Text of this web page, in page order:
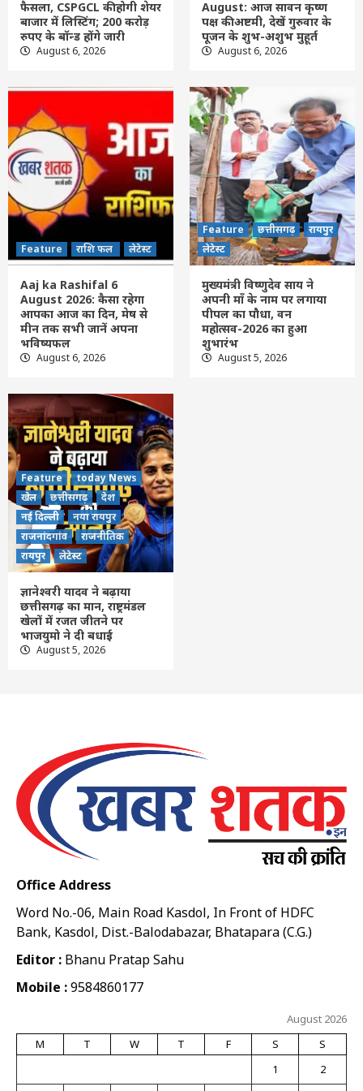
Feature राशि फल
Aaj ka panchang 6 August: आज सावन
कृष्ण पक्ष की अष्टमी, देखें गुरुवार के पूजन के शुभ-
3
लेटेस्ट
Aaj ka Rashifal 6 August 2026: कैसा रहेगा
आपका आज का द‍िन, मेष से मीन तक सभी जानें
अपना भविष्यफल
4
Feature छत्तीसगढ़ रायपुर लेटेस्ट
मुख्यमंत्री विष्णुदेव साय ने अपनी माँ के नाम पर
लगाया पीपल का पौधा, वन महोत्सव-2026 का हुआ
शुभारंभ
5
Feature खेल छत्तीसगढ़ देश नई दिल्ली
नया रायपुर राजनांदगांव राजनीतिक रायपुर लेटेस्ट
ज्ञानेश्वरी यादव ने बढ़ाया छत्तीसगढ़ का मान,
राष्ट्रमंडल खेलों में रजत जीतने पर भाजयुमो ने दी
फैसला, CSPGCL की होगी शेयर
बाजार में लिस्टिंग; 200 करोड़
रुपए के बॉन्ड होंगे जारी
August 6, 2026
August: आज सावन कृष्ण
पक्ष की अष्टमी, देखें गुरुवार के
पूजन के शुभ-अशुभ मुहूर्त
August 6, 2026
Feature राशि फल लेटेस्ट
Aaj ka Rashifal 6
August 2026: कैसा रहेगा
आपका आज का द‍िन, मेष से
मीन तक सभी जानें अपना
भविष्यफल
August 6, 2026
Feature छत्तीसगढ़
रायपुर
लेटेस्ट
मुख्यमंत्री विष्णुदेव साय ने
अपनी माँ के नाम पर लगाया
पीपल का पौधा, वन
महोत्सव-2026 का हुआ
शुभारंभ
August 5, 2026
Feature
today News
खेल
छत्तीसगढ़
देश
नई दिल्ली
नया रायपुर
राजनांदगांव
राजनीतिक
रायपुर
लेटेस्ट
ज्ञानेश्वरी यादव ने बढ़ाया
छत्तीसगढ़ का मान, राष्ट्रमंडल
खेलों में रजत जीतने पर
भाजयुमो ने दी बधाई
August 5, 2026
Office Address
Word No.-06, Main Road Kasdol, In Front of HDFC
Bank, Kasdol, Dist.-Balodabazar, Bhatapara (C.G.)
Editor : Bhanu Pratap Sahu
Mobile :9584860177
August 2026
M
T W T F S
S
1
2